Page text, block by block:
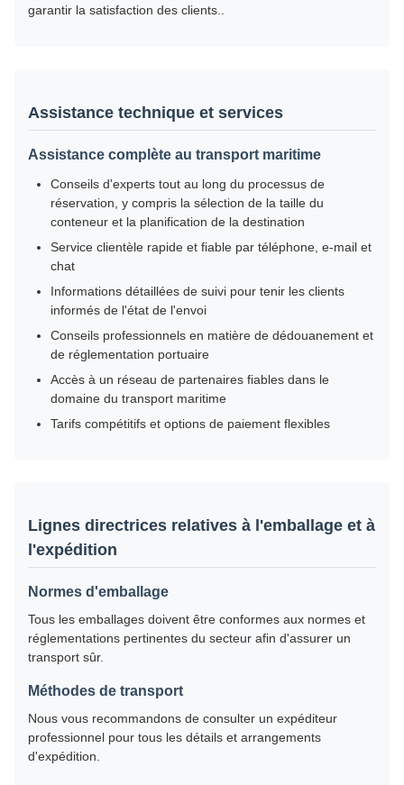
garantir la satisfaction des clients..
Assistance technique et services
Assistance complète au transport maritime
Conseils d'experts tout au long du processus de
réservation, y compris la sélection de la taille du
conteneur et la planification de la destination
Service clientèle rapide et fiable par téléphone, e-mail et
chat
Informations détaillées de suivi pour tenir les clients
informés de l'état de l'envoi
Conseils professionnels en matière de dédouanement et
de réglementation portuaire
Accès à un réseau de partenaires fiables dans le
domaine du transport maritime
Tarifs compétitifs et options de paiement flexibles
Lignes directrices relatives à l'emballage et à
l'expédition
Normes d'emballage
Tous les emballages doivent être conformes aux normes et
réglementations pertinentes du secteur afin d'assurer un
transport sûr.
Méthodes de transport
Nous vous recommandons de consulter un expéditeur
professionnel pour tous les détails et arrangements
d'expédition.